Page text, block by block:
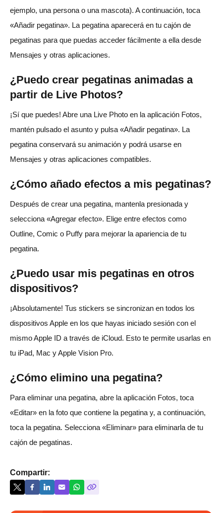
ejemplo, una persona o una mascota). A continuación, toca
«Añadir pegatina». La pegatina aparecerá en tu cajón de
pegatinas para que puedas acceder fácilmente a ella desde
Mensajes y otras aplicaciones.
¿Puedo crear pegatinas animadas a
partir de Live Photos?
¡Sí que puedes! Abre una Live Photo en la aplicación Fotos,
mantén pulsado el asunto y pulsa «Añadir pegatina». La
pegatina conservará su animación y podrá usarse en
Mensajes y otras aplicaciones compatibles.
¿Cómo añado efectos a mis pegatinas?
Después de crear una pegatina, mantenla presionada y
selecciona «Agregar efecto». Elige entre efectos como
Outline, Comic o Puffy para mejorar la apariencia de tu
pegatina.
¿Puedo usar mis pegatinas en otros
dispositivos?
¡Absolutamente! Tus stickers se sincronizan en todos los
dispositivos Apple en los que hayas iniciado sesión con el
mismo Apple ID a través de iCloud. Esto te permite usarlas en
tu iPad, Mac y Apple Vision Pro.
¿Cómo elimino una pegatina?
Para eliminar una pegatina, abre la aplicación Fotos, toca
«Editar» en la foto que contiene la pegatina y, a continuación,
toca la pegatina. Selecciona «Eliminar» para eliminarla de tu
cajón de pegatinas.
Compartir: